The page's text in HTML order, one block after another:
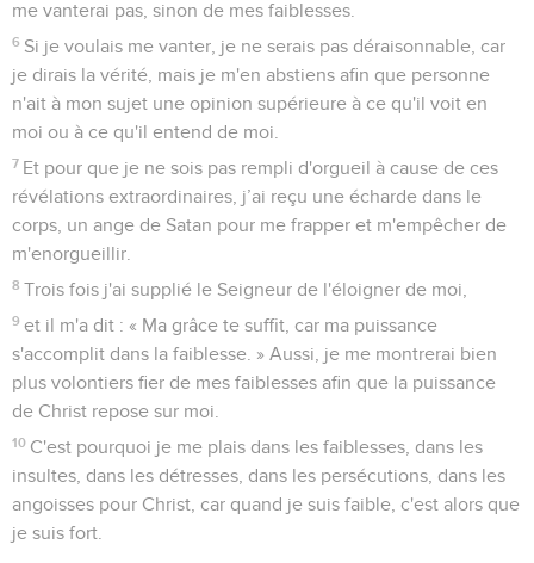
me vanterai pas, sinon de mes faiblesses.
6 Si je voulais me vanter, je ne serais pas déraisonnable, car
je dirais la vérité, mais je m'en abstiens afin que personne
n'ait à mon sujet une opinion supérieure à ce qu'il voit en
moi ou à ce qu'il entend de moi.
7 Et pour que je ne sois pas rempli d'orgueil à cause de ces
révélations extraordinaires, j’ai reçu une écharde dans le
corps, un ange de Satan pour me frapper et m'empêcher de
m'enorgueillir.
8 Trois fois j'ai supplié le Seigneur de l'éloigner de moi,
9 et il m'a dit : « Ma grâce te suffit, car ma puissance
s'accomplit dans la faiblesse. » Aussi, je me montrerai bien
plus volontiers fier de mes faiblesses afin que la puissance
de Christ repose sur moi.
10 C'est pourquoi je me plais dans les faiblesses, dans les
insultes, dans les détresses, dans les persécutions, dans les
angoisses pour Christ, car quand je suis faible, c'est alors que
je suis fort.